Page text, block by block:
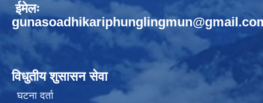
ईमेलः
विधुतीय शुसासन सेवा
घटना दर्ता